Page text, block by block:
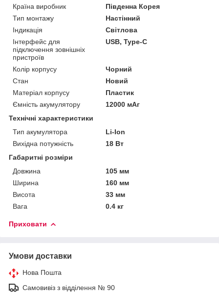
Країна виробник
Південна Корея
Тип монтажу
Настінний
Індикація
Світлова
Інтерфейс для
підключення зовнішніх
пристроїв
USB, Type-C
Колір корпусу
Чорний
Стан
Новий
Матеріал корпусу
Пластик
Ємність акумулятору
12000 мАг
Технічні характеристики
Тип акумулятора
Li-Ion
Вихідна потужність
18 Вт
Габаритні розміри
Довжина
105 мм
Ширина
160 мм
Висота
33 мм
Вага
0.4 кг
Приховати
Умови доставки
Нова Пошта
Самовивіз з відділення № 90